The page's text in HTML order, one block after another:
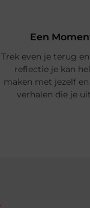
Een
Trek even je terug
reflectie je kan
maken met jezelf
verhalen die je